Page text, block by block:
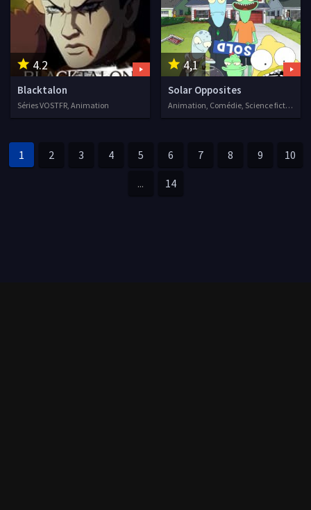
4.2
Blacktalon
Séries VOSTFR, Animation
4,1
Solar Opposites
Animation, Comédie, Science fiction, Séries VOSTFR, 2020
1 2 3 4 5 6 7 8 9 10
... 14